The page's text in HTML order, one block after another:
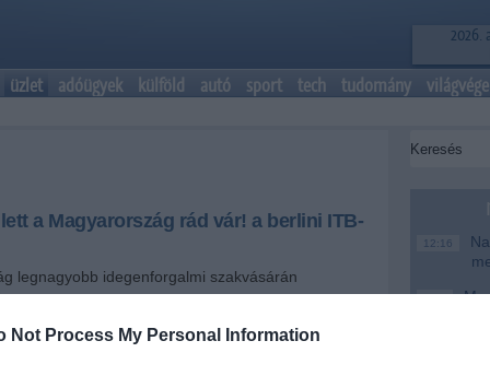
Not Process My Personal Information
2026.
üzlet adóügyek külföld autó sport tech tudomány világvége
a Magyarország rád vár! a berlini ITB-
legnagyobb idegenforgalmi szakvásárán
12:16
6:48